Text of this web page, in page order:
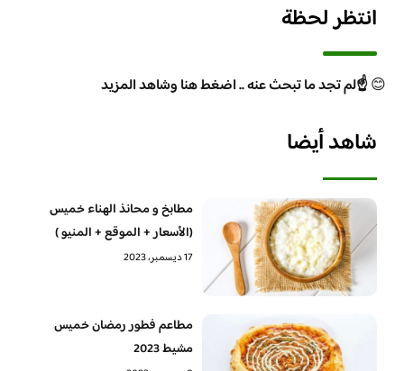
انتظر لحظة
😊☝️لم تجد ما تبحث عنه .. اضغط هنا وشاهد المزيد
شاهد أيضا
مطابخ و محانذ الهناء خميس
(الأسعار + الموقع + المنيو )
17 ديسمبر، 2023
مطاعم فطور رمضان خميس
مشيط 2023